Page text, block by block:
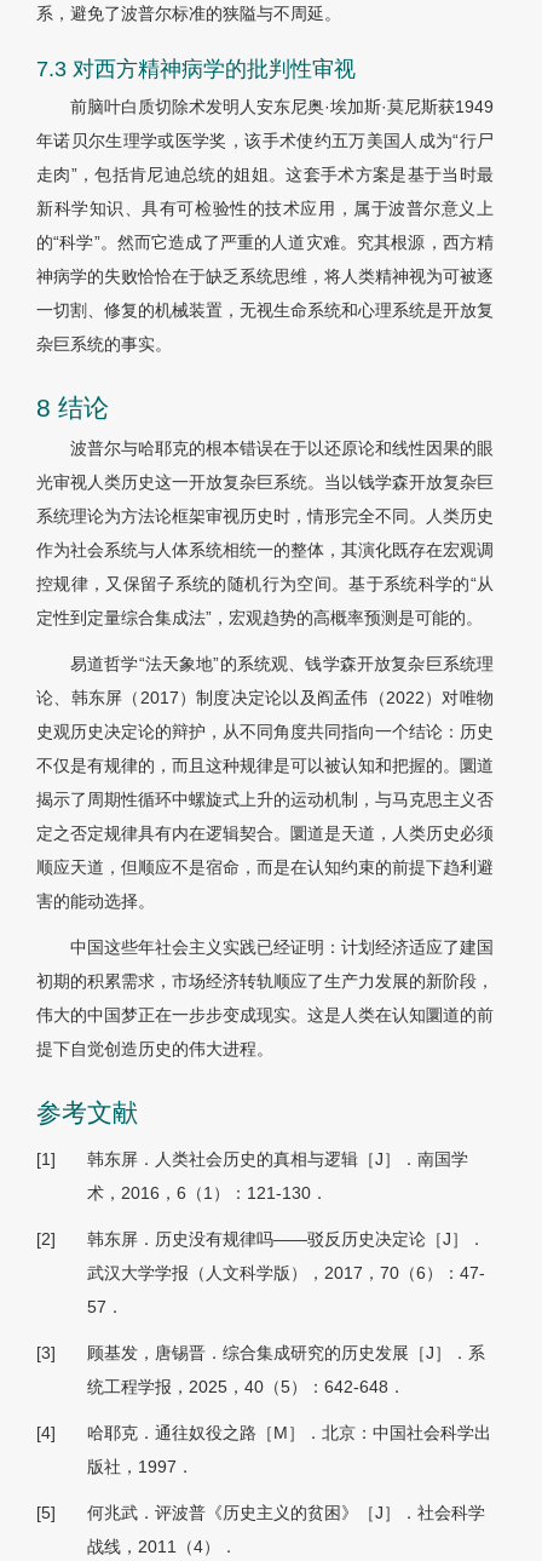
系，避免了波普尔标准的狭隘与不周延。
7.3 对西方精神病学的批判性审视
前脑叶白质切除术发明人安东尼奥·埃加斯·莫尼斯获1949
年诺贝尔生理学或医学奖，该手术使约五万美国人成为“行尸
走肉”，包括肯尼迪总统的姐姐。这套手术方案是基于当时最
新科学知识、具有可检验性的技术应用，属于波普尔意义上
的“科学”。然而它造成了严重的人道灾难。究其根源，西方精
神病学的失败恰恰在于缺乏系统思维，将人类精神视为可被逐
一切割、修复的机械装置，无视生命系统和心理系统是开放复
杂巨系统的事实。
8 结论
波普尔与哈耶克的根本错误在于以还原论和线性因果的眼
光审视人类历史这一开放复杂巨系统。当以钱学森开放复杂巨
系统理论为方法论框架审视历史时，情形完全不同。人类历史
作为社会系统与人体系统相统一的整体，其演化既存在宏观调
控规律，又保留子系统的随机行为空间。基于系统科学的“从
定性到定量综合集成法”，宏观趋势的高概率预测是可能的。
易道哲学“法天象地”的系统观、钱学森开放复杂巨系统理
论、韩东屏（2017）制度决定论以及阎孟伟（2022）对唯物
史观历史决定论的辩护，从不同角度共同指向一个结论：历史
不仅是有规律的，而且这种规律是可以被认知和把握的。圜道
揭示了周期性循环中螺旋式上升的运动机制，与马克思主义否
定之否定规律具有内在逻辑契合。圜道是天道，人类历史必须
顺应天道，但顺应不是宿命，而是在认知约束的前提下趋利避
害的能动选择。
中国这些年社会主义实践已经证明：计划经济适应了建国
初期的积累需求，市场经济转轨顺应了生产力发展的新阶段，
伟大的中国梦正在一步步变成现实。这是人类在认知圜道的前
提下自觉创造历史的伟大进程。
参考文献
[1]
韩东屏．人类社会历史的真相与逻辑［J］．南国学
术，2016，6（1）：121-130．
[2]
韩东屏．历史没有规律吗——驳反历史决定论［J］．
武汉大学学报（人文科学版），2017，70（6）：47-
57．
[3]
顾基发，唐锡晋．综合集成研究的历史发展［J］．系
统工程学报，2025，40（5）：642-648．
[4]
哈耶克．通往奴役之路［M］．北京：中国社会科学出
版社，1997．
[5]
何兆武．评波普《历史主义的贫困》［J］．社会科学
战线，2011（4）．